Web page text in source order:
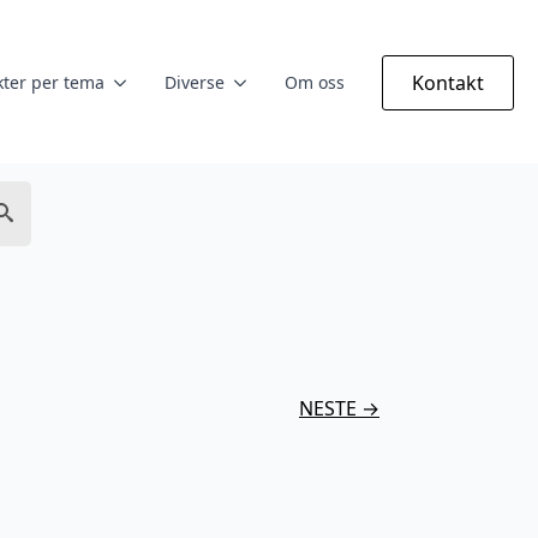
per tema Diverse Om oss Kontakt
NESTE →